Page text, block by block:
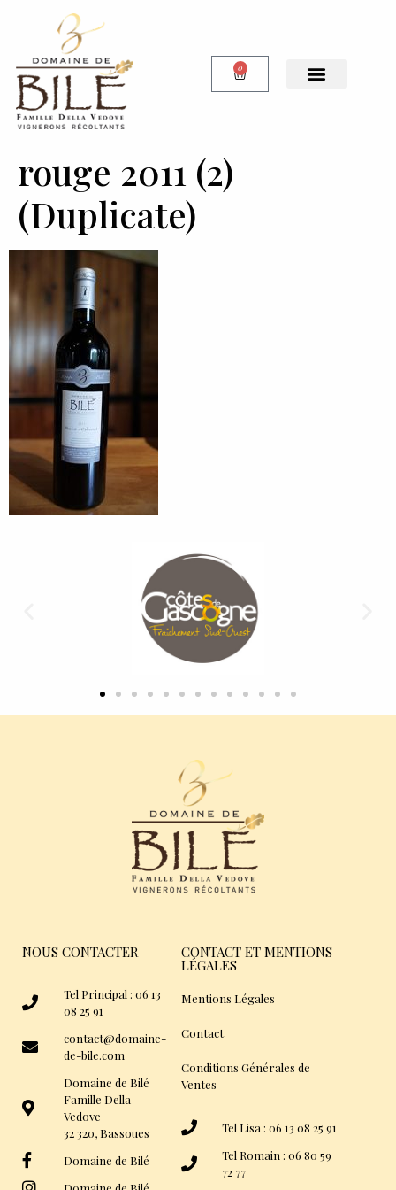
0
rouge 2011 (2)
(Duplicate)
NOUS CONTACTER
Tel Principal : 06 13
08 25 91
contact@domaine-
de-bile.com
Domaine de Bilé
Famille Della
Vedove
32 320, Bassoues
Domaine de Bilé
CONTACT ET MENTIONS
LÉGALES
Mentions Légales
Contact
Conditions Générales de
Ventes
Tel Lisa : 06 13 08 25 91
Tel Romain : 06 80 59
72 77